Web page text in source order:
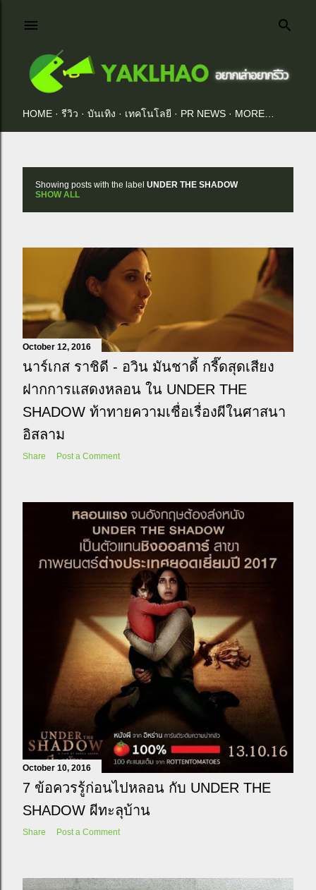
HOME รีวิว บันเทิง เทคโนโลยี PR NEWS MORE…
P
o
s
s
Showing posts with the label UNDER THE SHADOW
SHOW ALL
October 12, 2016
นาร์เกส ราชิดี - อวิน มันชาดี้ กรี๊ดสุดเสียง
ฝากการแสดงหลอน ใน UNDER THE
SHADOW ท้าทายความเชื่อเรื่องผีในศาสนา
อิสลาม
Share Post a Comment
October 10, 2016
7 ข้อควรรู้ก่อนไปหลอน กับ UNDER THE
SHADOW ผีทะลุบ้าน
Share Post a Comment